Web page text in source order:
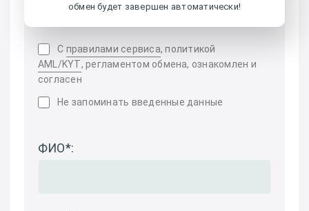
обмен будет завершен автоматически!
Не запоминать введенные данные
С правилами сервиса, политикой
AML/KYT, регламентом обмена, ознакомлен и
согласен
ФИО*: